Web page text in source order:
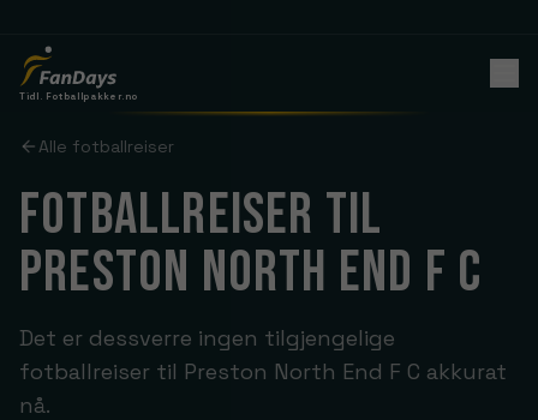
Tidl. Fotballpakker.no
Alle fotballreiser
FOTBALLREISER TIL
PRESTON NORTH END F C
Det er dessverre ingen tilgjengelige
fotballreiser til Preston North End F C akkurat
nå.